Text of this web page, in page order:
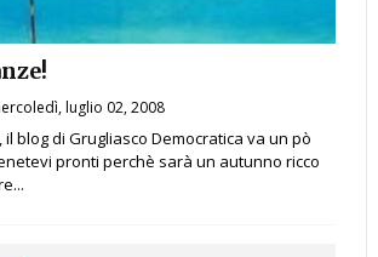
luglio 02, 2008
blog di Grugliasco Democratica va un pò
pronti perchè sarà un autunno ricco